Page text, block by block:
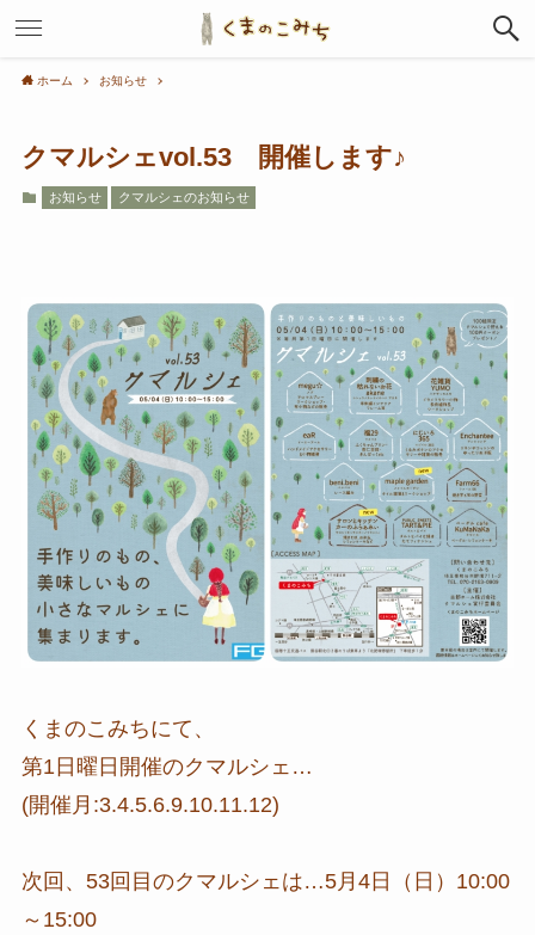
ホーム お知らせ
クマルシェvol.53 開催します♪
お知らせ クマルシェのお知らせ
くまのこみちにて、
第1日曜日開催のクマルシェ…
(開催月:3.4.5.6.9.10.11.12)
次回、53回目のクマルシェは…5月4日（日）10:00
～15:00